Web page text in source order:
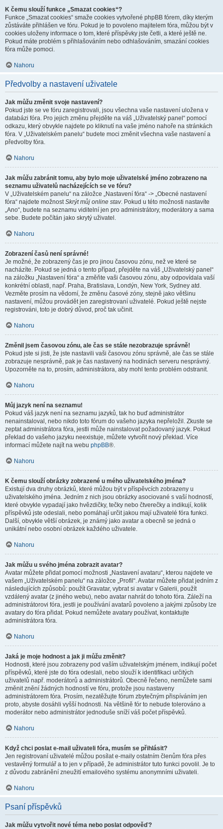
K čemu slouží funkce „Smazat cookies“?
Funkce „Smazat cookies“ smaže cookies vytvořené phpBB fórem, díky kterým
zůstáváte přihlášen ve fóru. Pokud je to povoleno majitelem fóra, můžou být v
cookies uloženy informace o tom, které příspěvky jste četli, a které ještě ne.
Pokud máte problém s přihlašováním nebo odhlašováním, smazání cookies
fóra může pomoci.
Nahoru
Předvolby a nastavení uživatele
Jak můžu změnit svoje nastavení?
Pokud jste se ve fóru zaregistrovali, jsou všechna vaše nastavení uložena v
databázi fóra. Pro jejich změnu přejděte na váš „Uživatelský panel“ pomocí
odkazu, který obvykle najdete po kliknutí na vaše jméno nahoře na stránkách
fóra. V „Uživatelském panelu“ budete moci změnit všechna vaše nastavení a
předvolby fóra.
Nahoru
Jak můžu zabránit tomu, aby bylo moje uživatelské jméno zobrazeno na
seznamu uživatelů nacházejících se ve fóru?
V „Uživatelském panelu“ na záložce „Nastavení fóra“ -> „Obecné nastavení
fóra“ najdete možnostSkrýt můj online stav. Pokud u této možnosti nastavíte
„Ano“, budete na seznamu viditelní jen pro administrátory, moderátory a sama
sebe. Budete počítán jako skrytý uživatel.
Nahoru
Zobrazení časů není správné!
Je možné, že zobrazený čas je pro jinou časovou zónu, než ve které se
nacházíte. Pokud se jedná o tento případ, přejděte na váš „Uživatelský panel“
na záložku „Nastavení fóra“ a změňte vaši časovou zónu, aby odpovídala vaší
konkrétní oblasti, např. Praha, Bratislava, Londýn, New York, Sydney atd.
Vezměte prosím na vědomí, že změnu časové zóny, stejně jako většinu
nastavení, můžou provádět jen zaregistrovaní uživatelé. Pokud ještě nejste
registrováni, toto je dobrý důvod, proč tak učinit.
Nahoru
Změnil jsem časovou zónu, ale čas se stále nezobrazuje správně!
Pokud jste si jisti, že jste nastavili vaši časovou zónu správně, ale čas se stále
zobrazuje nesprávně, pak je čas nastavený na hodinách serveru nesprávný.
Upozorněte na to, prosím, administrátora, aby mohl tento problém odstranit.
Nahoru
Můj jazyk není na seznamu!
Pokud váš jazyk není na seznamu jazyků, tak ho buď administrátor
nenainstaloval, nebo nikdo toto fórum do vašeho jazyka nepřeložil. Zkuste se
zeptat administrátora fóra, jestli může nainstalovat požadovaný jazyk. Pokud
překlad do vašeho jazyku neexistuje, můžete vytvořit nový překlad. Více
informací můžete najít na webu phpBB®.
Nahoru
K čemu slouží obrázky zobrazené u mého uživatelského jména?
Existují dva druhy obrázků, které můžou být v příspěvcích zobrazeny u
uživatelského jména. Jedním z nich jsou obrázky asociované s vaší hodností,
které obvykle vypadají jako hvězdičky, tečky nebo čtverečky a indikují, kolik
příspěvků jste odeslali, nebo pomáhají určit jakou mají uživatelé fóra funkci.
Další, obvykle větší obrázek, je známý jako avatar a obecně se jedná o
unikátní nebo osobní obrázek každého uživatele.
Nahoru
Jak můžu u svého jména zobrazit avatar?
Avatar můžete přidat pomocí možnosti „Nastavení avataru“, kterou najdete ve
vašem „Uživatelském panelu“ na záložce „Profil“. Avatar můžete přidat jedním z
následujících způsobů: použít Gravatar, vybrat si avatar v Galerii, použít
vzdálený avatar (z jiného webu), nebo avatar nahrát do tohoto fóra. Záleží na
administrátorovi fóra, jestli je používání avatarů povoleno a jakými způsoby lze
avatary do fóra přidat. Pokud nemůžete avatary používat, kontaktujte
administrátora fóra.
Nahoru
Jaká je moje hodnost a jak ji můžu změnit?
Hodnosti, které jsou zobrazeny pod vaším uživatelským jménem, indikují počet
příspěvků, které jste do fóra odeslali, nebo slouží k identifikaci určitých
uživatelů např. moderátorů a administrátorů. Obecně řečeno, nemůžete sami
změnit znění žádných hodností ve fóru, protože jsou nastaveny
administrátorem fóra. Prosím, nezatěžujte fórum zbytečným přispíváním jen
proto, abyste dosáhli vyšší hodnosti. Na většině fór to nebude tolerováno a
moderátor nebo administrátor jednoduše sníží váš počet příspěvků.
Nahoru
Když chci poslat e-mail uživateli fóra, musím se přihlásit?
Jen registrovaní uživatelé můžou posílat e-maily ostatním členům fóra přes
vestavěný formulář a to jen v případě, že administrátor tuto funkci povolil. Je to
z důvodu zabránění zneužití emailového systému anonymními uživateli.
Nahoru
Psaní příspěvků
Jak můžu vytvořit nové téma nebo poslat odpověď?